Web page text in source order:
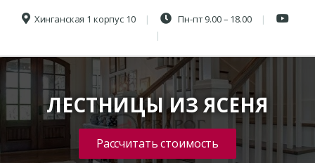
Хинганская 1 корпус 10 Пн-пт 9.00 – 18.00
ЛЕСТНИЦЫ ИЗ ЯСЕНЯ
Рассчитать стоимость